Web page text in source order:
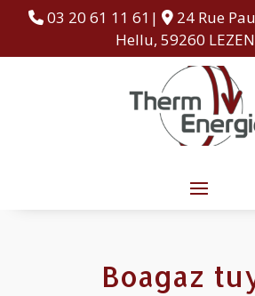
03 20 61 11 61|
24 Rue
Hellu, 59260
Boagaz